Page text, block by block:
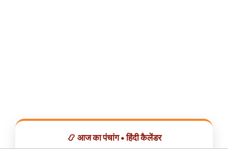
📿 आज का पंचांग • हिंदी कैलेंडर